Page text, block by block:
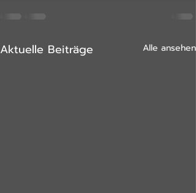
Aktuelle Beiträge Alle ansehen